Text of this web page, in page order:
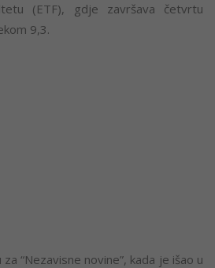
(ETF), gdje završava četvrtu
9,3.
“Nezavisne novine”, kada je išao u